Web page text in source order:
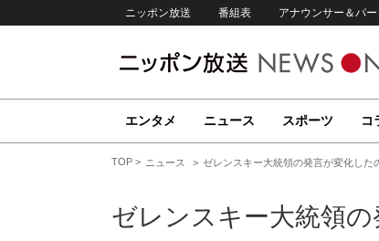
ニッポン放送 番組表 アナウンサー＆パ
エンタメ ニュース スポーツ コ
TOP ニュース ゼレンスキー大統領の発言が変化し
ゼレンスキー大統領